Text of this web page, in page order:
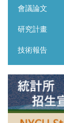
會議論文
研究計畫
技術報告